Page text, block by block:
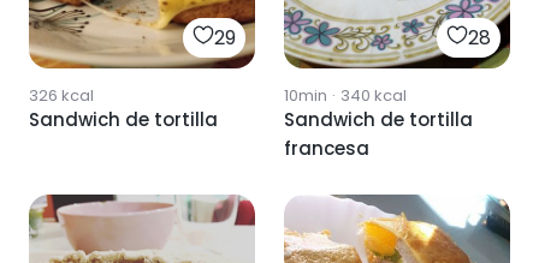
29
326 kcal
Sandwich de tortilla
28
10min · 340 kcal
Sandwich de tortilla
francesa